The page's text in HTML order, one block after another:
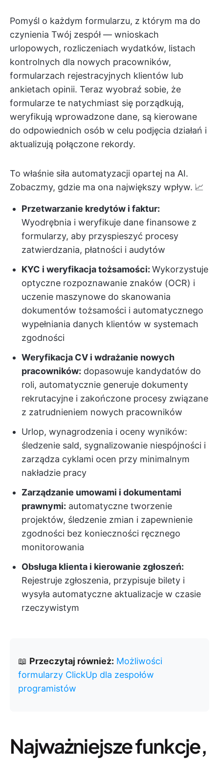
Pomyśl o każdym formularzu, z którym ma do
czynienia Twój zespół — wnioskach
urlopowych, rozliczeniach wydatków, listach
kontrolnych dla nowych pracowników,
formularzach rejestracyjnych klientów lub
ankietach opinii. Teraz wyobraź sobie, że
formularze te natychmiast się porządkują,
weryfikują wprowadzone dane, są kierowane
do odpowiednich osób w celu podjęcia działań i
aktualizują połączone rekordy.
To właśnie siła automatyzacji opartej na AI.
Zobaczmy, gdzie ma ona największy wpływ. 📈
Przetwarzanie kredytów i faktur:
Wyodrębnia i weryfikuje dane finansowe z
formularzy, aby przyspieszyć procesy
zatwierdzania, płatności i audytów
KYC i weryfikacja tożsamości: Wykorzystuje
optyczne rozpoznawanie znaków (OCR) i
uczenie maszynowe do skanowania
dokumentów tożsamości i automatycznego
wypełniania danych klientów w systemach
zgodności
Weryfikacja CV i wdrażanie nowych
pracowników: dopasowuje kandydatów do
roli, automatycznie generuje dokumenty
rekrutacyjne i zakończone procesy związane
z zatrudnieniem nowych pracowników
Urlop, wynagrodzenia i oceny wyników:
śledzenie sald, sygnalizowanie niespójności i
zarządza cyklami ocen przy minimalnym
nakładzie pracy
Zarządzanie umowami i dokumentami
prawnymi: automatyczne tworzenie
projektów, śledzenie zmian i zapewnienie
zgodności bez konieczności ręcznego
monitorowania
Obsługa klienta i kierowanie zgłoszeń:
Rejestruje zgłoszenia, przypisuje bilety i
wysyła automatyczne aktualizacje w czasie
rzeczywistym
📖 Przeczytaj również: Możliwości
formularzy ClickUp dla zespołów
programistów
Najważniejsze funkcje,